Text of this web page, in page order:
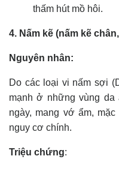
thấm hút mồ hôi.
4. Nấm kẽ (nấm kẽ
Nguyên nhân:
Do các loại vi nấm sợi
mạnh ở những vùng
ngày, mang vớ ẩm,
nguy cơ chính.
Triệu chứng: